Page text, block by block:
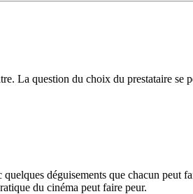
La question du choix du prestataire
déguisements que chacun peut
du cinéma peut faire peur.